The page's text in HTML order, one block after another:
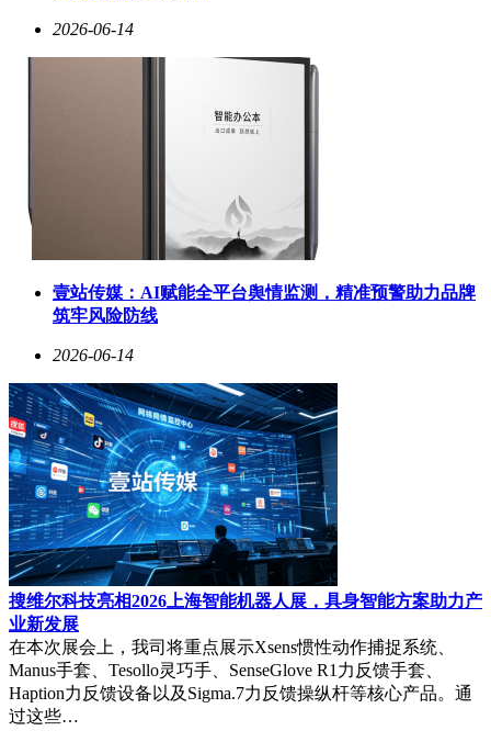
人硬件生态日趋完善，但"智能大脑"的缺失长期制约着规模化
应用。传统研发模式依赖真机试错，存在数据采集成本高、长
尾场景覆盖难等痛点。NeoVerse-ABot作为高可信神经仿真
器，可通过虚拟环境预演生成海量物理真实数据，将真机测试
成本降低60%以上，显著缩短研发周期。在工业制造领域，该
从仓储物流到家庭服务，从养老医疗到特种作业，具身智能技
术正在重塑人机协作模式。在某汽车零部件工厂的试点应用
中，搭载该模型的机器人成功处理了200余种异形零件的抓取
任务，将生产线换型时间从45分钟压缩至8分钟。在商业服务
场景，高频次作业机器人通过自主策略调整，使物品损坏率下
领域，为智能车辆提供极端天气下的决策训练平台。
随着"十五五"规划将具身智能列为重点发展产业，中国团队正
持续深化技术研发。当前工作聚焦于模型推理速度优化与虚拟
仿真体系完善，目标是将控制延迟压缩至100毫秒以内，同时
构建覆盖95%以上真实场景的标准化训练库。这项起源于实验
室的技术突破，正在转化为推动产业变革的核心动能，为中国
在全球人工智能竞赛中抢占战略制高点提供关键支撑。
2026-06-14
壹站传媒：AI赋能全平台舆情监测，精准预警助力品牌
筑牢风险防线
2026-06-14
搜维尔科技亮相2026上海智能机器人展，具身智能方案助力产
业新发展
在本次展会上，我司将重点展示Xsens惯性动作捕捉系统、
Manus手套、Tesollo灵巧手、SenseGlove R1力反馈手套、
Haption力反馈设备以及Sigma.7力反馈操纵杆等核心产品。通
过这些…